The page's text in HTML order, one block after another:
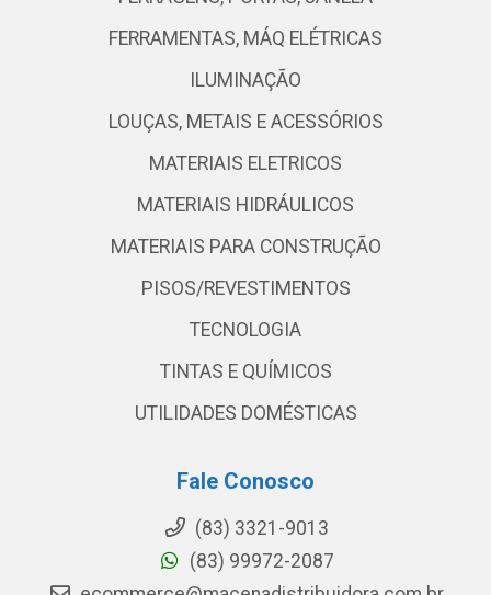
FERRAMENTAS, MÁQ ELÉTRICAS
ILUMINAÇÃO
LOUÇAS, METAIS E ACESSÓRIOS
MATERIAIS ELETRICOS
MATERIAIS HIDRÁULICOS
MATERIAIS PARA CONSTRUÇÃO
PISOS/REVESTIMENTOS
TECNOLOGIA
TINTAS E QUÍMICOS
UTILIDADES DOMÉSTICAS
Fale Conosco
(83) 3321-9013
(83) 99972-2087